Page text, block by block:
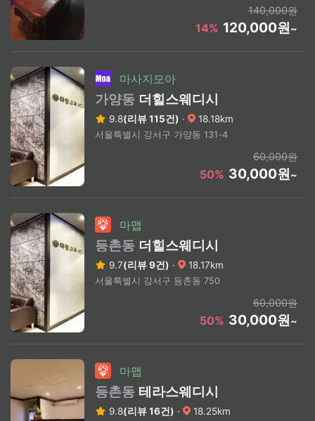
140,000원
14% 120,000원~
마사지모아
가양동 더힐스웨디시
9.8(리뷰 115건) · 18.18km
서울특별시 강서구 가양동 131-4
60,000원
50% 30,000원~
마맵
등촌동 더힐스웨디시
9.7(리뷰 9건) · 18.17km
서울특별시 강서구 등촌동 750
60,000원
50% 30,000원~
마맵
등촌동 테라스웨디시
9.8(리뷰 16건) · 18.25km